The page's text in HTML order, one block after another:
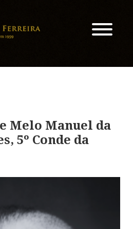
Melo Manuel da
5º Conde da